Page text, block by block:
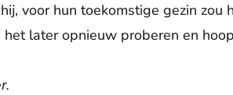
voor hun toekomstige gezin zou
later opnieuw proberen en